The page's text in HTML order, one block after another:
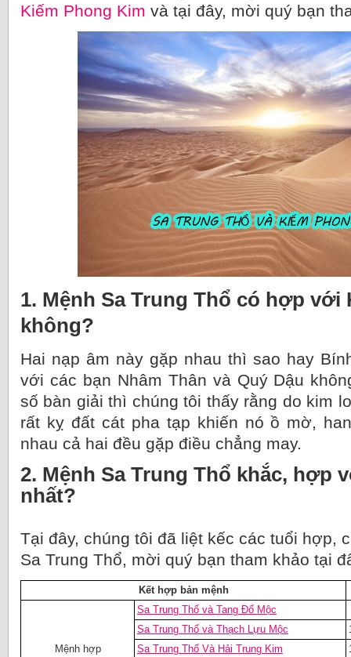
Kiếm Phong Kim và tại đây, mời quý bạn
1. Mệnh Sa Trung Thổ có hợp với
không?
Hai nạp âm này gặp nhau thì sao hay
với các bạn Nhâm Thân và Quý Dậu
số bàn giải thì chúng tôi thấy rằng do kim
rất kỵ đất cát pha tạp khiến nó ồ mờ,
nhau cả hai đều gặp điều chẳng may.
2. Mệnh Sa Trung Thổ khắc, hợp
nhất?
Tại đây, chúng tôi đã liệt kếc các tuổi hợp,
Sa Trung Thổ, mời quý bạn tham khảo tại
Kết hợp bản mệnh
Mệnh hợp
Sa Trung Thổ và Tang Đố Mộc
Sa Trung Thổ và Thạch Lựu Mộc
Sa Trung Thổ Và Hải Trung Kim